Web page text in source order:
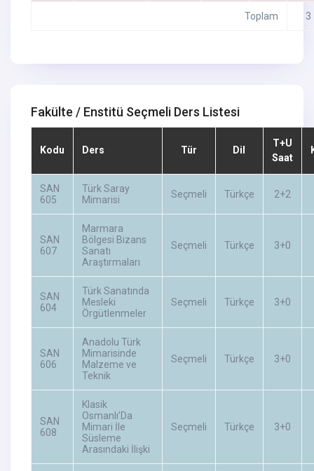
Toplam 3
Fakülte / Enstitü Seçmeli Ders Listesi
Kodu Ders Tür Dil
T+U
Saat
SAN
605
Türk Saray
Mimarisi
Seçmeli Türkçe 2+2
SAN
607
Marmara
Bölgesi Bizans
Sanatı
Araştırmaları
Seçmeli Türkçe 3+0
SAN
604
Türk Sanatında
Mesleki
Örgütlenmeler
Seçmeli Türkçe 3+0
SAN
606
Anadolu Türk
Mimarisinde
Malzeme ve
Teknik
Seçmeli Türkçe 3+0
SAN
608
Klasik
Osmanlı’Da
Mimari İle
Süsleme
Arasındaki İlişki
Seçmeli Türkçe 3+0